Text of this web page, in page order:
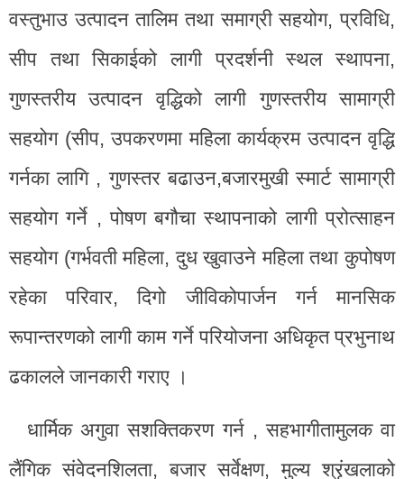
वस्तुभाउ उत्पादन तालिम तथा समाग्री सहयोग, प्रविधि,
सीप तथा सिकाईको लागी प्रदर्शनी स्थल स्थापना,
गुणस्तरीय उत्पादन वृद्धिको लागी गुणस्तरीय सामाग्री
सहयोग (सीप, उपकरणमा महिला कार्यक्रम उत्पादन वृद्धि
गर्नका लागि , गुणस्तर बढाउन,बजारमुखी स्मार्ट सामाग्री
सहयोग गर्ने , पोषण बगौचा स्थापनाको लागी प्रोत्साहन
सहयोग (गर्भवती महिला, दुध खुवाउने महिला तथा कुपोषण
रहेका परिवार, दिगो जीविकोपार्जन गर्न मानसिक
रूपान्तरणको लागी काम गर्ने परियोजना अधिकृत प्रभुनाथ
ढकालले जानकारी गराए ।
धार्मिक अगुवा सशक्तिकरण गर्न , सहभागीतामुलक वा
लैंगिक संवेदनशिलता, बजार सर्वेक्षण, मुल्य श्रृंखलाको